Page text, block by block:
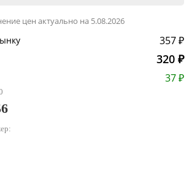
цен актуально на 5.08.2026
357 ₽
320 ₽
37 ₽